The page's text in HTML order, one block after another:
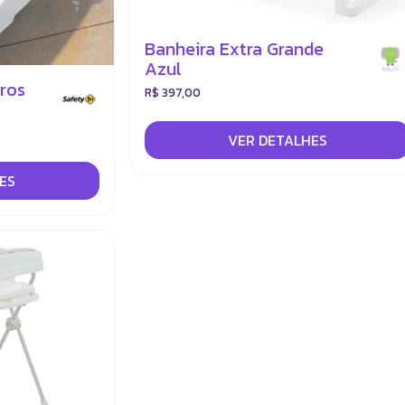
Banheira Extra Grande
Azul
R$ 397,00
VER DETALHES